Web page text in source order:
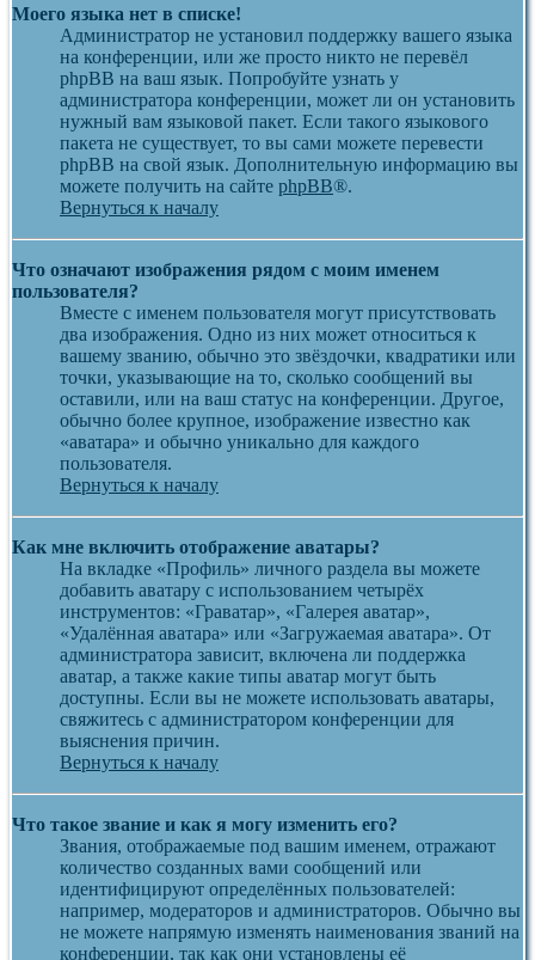
Моего языка нет в списке!
Администратор не установил поддержку вашего языка
на конференции, или же просто никто не перевёл
phpBB на ваш язык. Попробуйте узнать у
администратора конференции, может ли он установить
нужный вам языковой пакет. Если такого языкового
пакета не существует, то вы сами можете перевести
phpBB на свой язык. Дополнительную информацию вы
можете получить на сайте phpBB®.
Вернуться к началу
Что означают изображения рядом с моим именем
пользователя?
Вместе с именем пользователя могут присутствовать
два изображения. Одно из них может относиться к
вашему званию, обычно это звёздочки, квадратики или
точки, указывающие на то, сколько сообщений вы
оставили, или на ваш статус на конференции. Другое,
обычно более крупное, изображение известно как
«аватара» и обычно уникально для каждого
пользователя.
Вернуться к началу
Как мне включить отображение аватары?
На вкладке «Профиль» личного раздела вы можете
добавить аватару с использованием четырёх
инструментов: «Граватар», «Галерея аватар»,
«Удалённая аватара» или «Загружаемая аватара». От
администратора зависит, включена ли поддержка
аватар, а также какие типы аватар могут быть
доступны. Если вы не можете использовать аватары,
свяжитесь с администратором конференции для
выяснения причин.
Вернуться к началу
Что такое звание и как я могу изменить его?
Звания, отображаемые под вашим именем, отражают
количество созданных вами сообщений или
идентифицируют определённых пользователей:
например, модераторов и администраторов. Обычно вы
не можете напрямую изменять наименования званий на
конференции, так как они установлены её